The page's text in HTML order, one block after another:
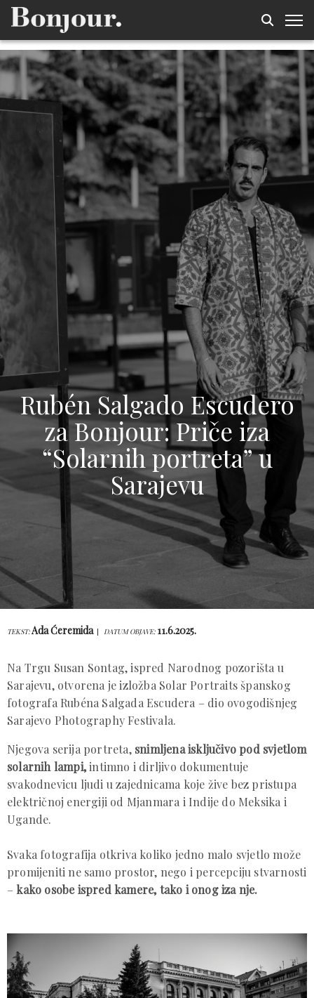
Rubén Salgado Escudero
za Bonjour: Priče iza
“Solarnih portreta” u
Sarajevu
TEKST:Ada Ćeremida DATUM OBJAVE: 11.6.2025.
Na Trgu Susan Sontag, ispred Narodnog pozorišta u
Sarajevu, otvorena je izložba Solar Portraits španskog
fotografa Rubéna Salgada Escudera – dio ovogodišnjeg
Sarajevo Photography Festivala.
Njegova serija portreta,snimljena isključivo pod svjetlom
solarnih lampi,intimno i dirljivo dokumentuje
svakodnevicu ljudi u zajednicama koje žive bez pristupa
električnoj energiji od Mjanmara i Indije do Meksika i
Ugande.
Svaka fotografija otkriva koliko jedno malo svjetlo može
promijeniti ne samo prostor, nego i percepciju stvarnosti
–kako osobe ispred kamere, tako i onog iza nje.